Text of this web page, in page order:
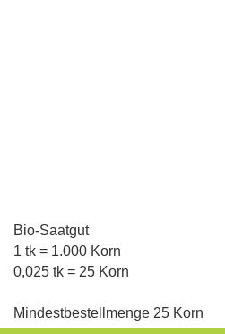
Bio-Saatgut
1 tk = 1.000 Korn
0,025 tk = 25 Korn
Mindestbestellmenge 25 Korn